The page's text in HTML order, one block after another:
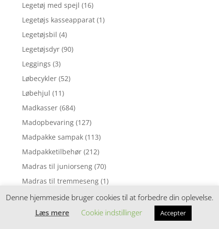
Legetøj med spejl (16)
Legetøjs kasseapparat (1)
Legetøjsbil (4)
Legetøjsdyr (90)
Leggings (3)
Løbecykler (52)
Løbehjul (11)
Madkasser (684)
Madopbevaring (127)
Madpakke sampak (113)
Madpakketilbehør (212)
Madras til juniorseng (70)
Madras til tremmeseng (1)
Madras til vugge (2)
Madrasser (257)
Denne hjemmeside bruger cookies til at forbedre din oplevelse.
Læs mere
Cookie indstillinger Accepter